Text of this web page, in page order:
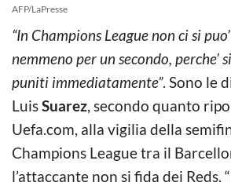
AFP/LaPresse
“In Champions League non ci si
nemmeno per un secondo, perche’
puniti immediatamente”. Sono le
LuisSuarez, secondo quanto
Uefa.com, alla vigilia della
Champions League tra il
l’attaccante non si fida dei Reds. “